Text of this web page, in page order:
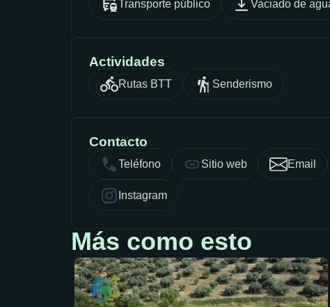
Transporte público Vaciado de
Actividades
Rutas BTT Senderismo
Contacto
Teléfono Sitio web Email
Instagram
Más como esto